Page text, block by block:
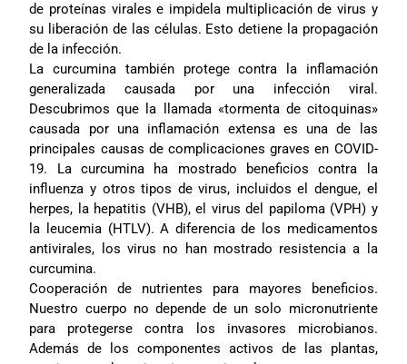
de proteínas virales e impidela multiplicación de virus y
su liberación de las células. Esto detiene la propagación
de la infección.
La curcumina también protege contra la inflamación
generalizada causada por una infección viral.
Descubrimos que la llamada «tormenta de citoquinas»
causada por una inflamación extensa es una de las
principales causas de complicaciones graves en COVID-
19. La curcumina ha mostrado beneficios contra la
influenza y otros tipos de virus, incluidos el dengue, el
herpes, la hepatitis (VHB), el virus del papiloma (VPH) y
la leucemia (HTLV). A diferencia de los medicamentos
antivirales, los virus no han mostrado resistencia a la
curcumina.
Cooperación de nutrientes para mayores beneficios.
Nuestro cuerpo no depende de un solo micronutriente
para protegerse contra los invasores microbianos.
Además de los componentes activos de las plantas,